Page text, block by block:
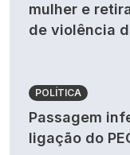
mulher e
de violência
POLÍTICA
Passagem
ligação do